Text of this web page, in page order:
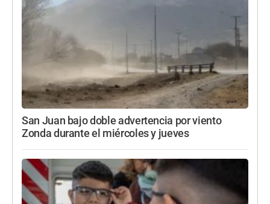
San Juan bajo doble advertencia por viento
Zonda durante el miércoles y jueves